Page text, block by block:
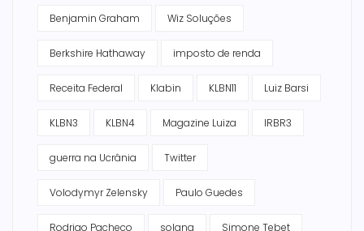
Benjamin Graham Wiz Soluções
Berkshire Hathaway imposto de renda
Receita Federal Klabin KLBN11 Luiz Barsi
KLBN3 KLBN4 Magazine Luiza IRBR3
guerra na Ucrânia Twitter
Volodymyr Zelensky Paulo Guedes
Rodrigo Pacheco solana Simone Tebet